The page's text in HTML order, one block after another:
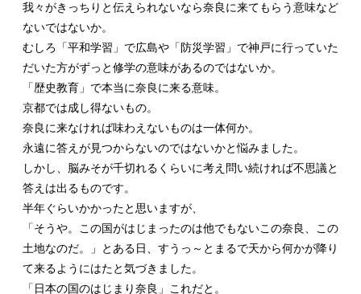
我々がきっちりと伝えられないなら奈良に来てもらう意味など
ないではないか。
むしろ「平和学習」で広島や「防災学習」で神戸に行っていた
だいた方がずっと修学の意味があるのではないか。
「歴史教育」で本当に奈良に来る意味。
京都では成し得ないもの。
奈良に来なければ味わえないものは一体何か。
永遠に答えが見つからないのではないかと悩みました。
しかし、脳みそが千切れるくらいに考え問い続ければ不思議と
答えは出るものです。
半年ぐらいかかったと思いますが、
「そうや。この国がはじまったのは他でもないこの奈良、この
土地なのだ。」とある日、すうっ～とまるで天から何かが降り
て来るようにはたと気づきました。
「日本の国のはじまり奈良」これだと。